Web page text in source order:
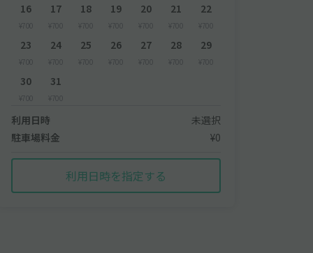
16
¥700
17
¥700
18
¥700
19
¥700
20
¥700
21
¥700
22
¥700
23
¥700
24
¥700
25
¥700
26
¥700
27
¥700
28
¥700
29
¥700
30
¥700
31
¥700
利用日時
未選択
駐車場料金
¥0
利用日時を指定する